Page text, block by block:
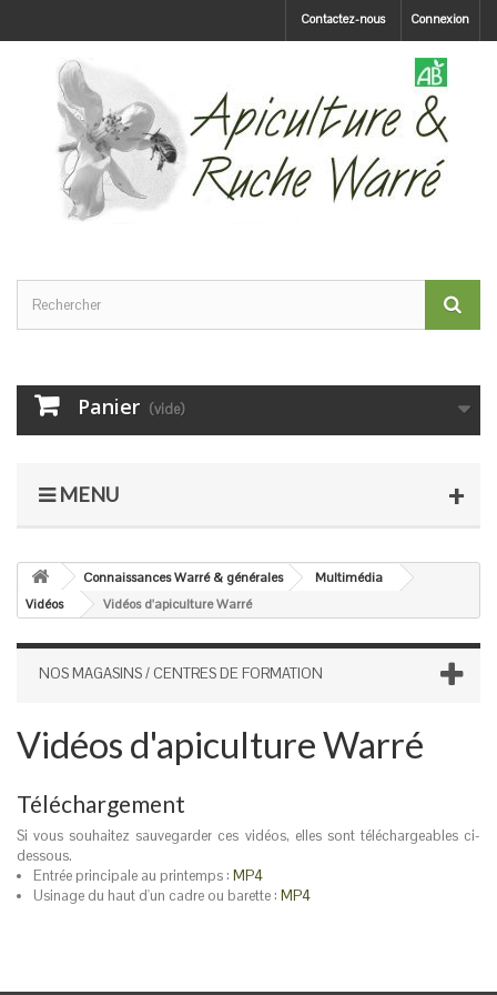
Connexion
Contactez-nous
Panier (vide)
MENU
Connaissances Warré & générales
Multimédia
Vidéos
Vidéos d'apiculture Warré
NOS MAGASINS / CENTRES DE FORMATION
Vidéos d'apiculture Warré
Téléchargement
Si vous souhaitez sauvegarder ces vidéos, elles sont téléchargeables ci-
dessous.
Entrée principale au printemps : MP4
Usinage du haut d'un cadre ou barette : MP4